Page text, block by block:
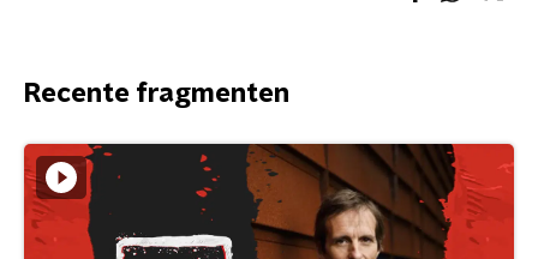
Recente fragmenten